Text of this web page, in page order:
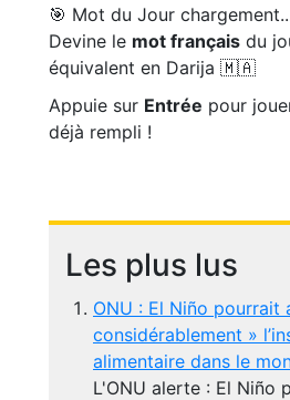
🎯 Mot du Jour
Devine le mot français du
équivalent en Darija 🇲🇦
Appuie sur Entrée pour
déjà rempli !
Les plus lus
ONU : El Niño pourrait
considérablement »
alimentaire dans le
L'ONU alerte : El Niño